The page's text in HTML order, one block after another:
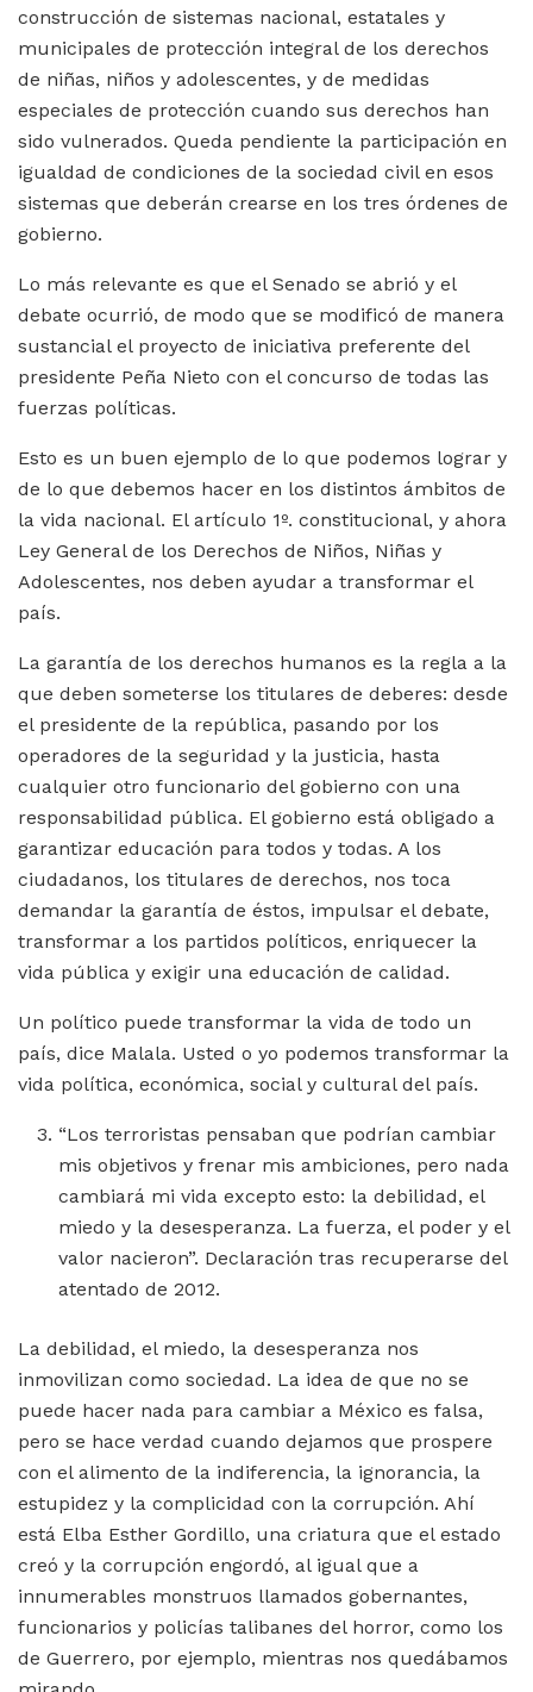
construcción de sistemas nacional, estatales y
municipales de protección integral de los derechos
de niñas, niños y adolescentes, y de medidas
especiales de protección cuando sus derechos han
sido vulnerados. Queda pendiente la participación en
igualdad de condiciones de la sociedad civil en esos
sistemas que deberán crearse en los tres órdenes de
gobierno.
Lo más relevante es que el Senado se abrió y el
debate ocurrió, de modo que se modificó de manera
sustancial el proyecto de iniciativa preferente del
presidente Peña Nieto con el concurso de todas las
fuerzas políticas.
Esto es un buen ejemplo de lo que podemos lograr y
de lo que debemos hacer en los distintos ámbitos de
la vida nacional. El artículo 1º. constitucional, y ahora
Ley General de los Derechos de Niños, Niñas y
Adolescentes, nos deben ayudar a transformar el
país.
La garantía de los derechos humanos es la regla a la
que deben someterse los titulares de deberes: desde
el presidente de la república, pasando por los
operadores de la seguridad y la justicia, hasta
cualquier otro funcionario del gobierno con una
responsabilidad pública. El gobierno está obligado a
garantizar educación para todos y todas. A los
ciudadanos, los titulares de derechos, nos toca
demandar la garantía de éstos, impulsar el debate,
transformar a los partidos políticos, enriquecer la
vida pública y exigir una educación de calidad.
Un político puede transformar la vida de todo un
país, dice Malala. Usted o yo podemos transformar la
vida política, económica, social y cultural del país.
“Los terroristas pensaban que podrían cambiar
mis objetivos y frenar mis ambiciones, pero nada
cambiará mi vida excepto esto: la debilidad, el
miedo y la desesperanza. La fuerza, el poder y el
valor nacieron”. Declaración tras recuperarse del
atentado de 2012.
La debilidad, el miedo, la desesperanza nos
inmovilizan como sociedad. La idea de que no se
puede hacer nada para cambiar a México es falsa,
pero se hace verdad cuando dejamos que prospere
con el alimento de la indiferencia, la ignorancia, la
estupidez y la complicidad con la corrupción. Ahí
está Elba Esther Gordillo, una criatura que el estado
creó y la corrupción engordó, al igual que a
innumerables monstruos llamados gobernantes,
funcionarios y policías talibanes del horror, como los
de Guerrero, por ejemplo, mientras nos quedábamos